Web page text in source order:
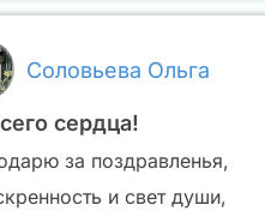
Соловьева Ольга
сердца!
за поздравленья,
и свет души,